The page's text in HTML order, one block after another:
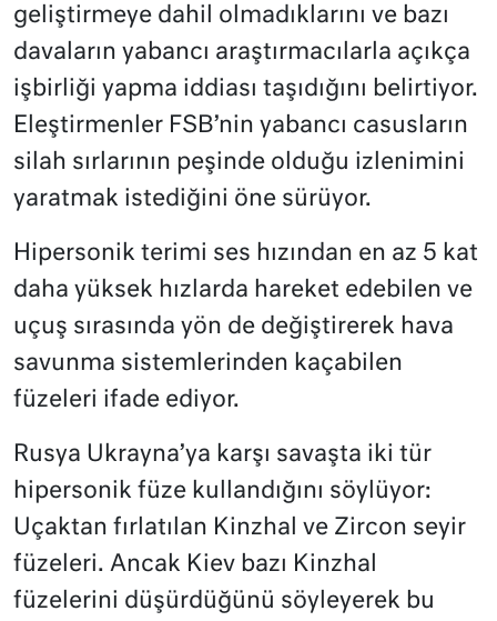
geliştirmeye dahil olmadıklarını ve bazı
davaların yabancı araştırmacılarla açıkça
işbirliği yapma iddiası taşıdığını belirtiyor.
Eleştirmenler FSB’nin yabancı casusların
silah sırlarının peşinde olduğu izlenimini
yaratmak istediğini öne sürüyor.
Hipersonik terimi ses hızından en az 5 kat
daha yüksek hızlarda hareket edebilen ve
uçuş sırasında yön de değiştirerek hava
savunma sistemlerinden kaçabilen
füzeleri ifade ediyor.
Rusya Ukrayna’ya karşı savaşta iki tür
hipersonik füze kullandığını söylüyor:
Uçaktan fırlatılan Kinzhal ve Zircon seyir
füzeleri. Ancak Kiev bazı Kinzhal
füzelerini düşürdüğünü söyleyerek bu